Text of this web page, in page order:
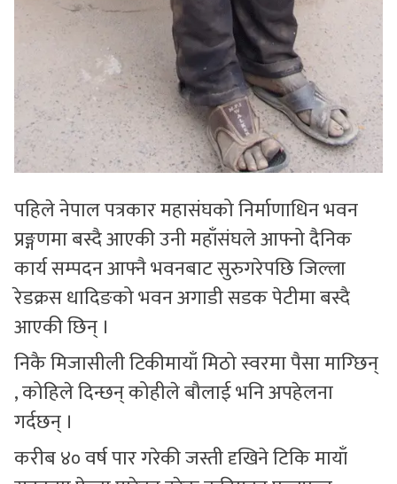
पहिले नेपाल पत्रकार महासंघको निर्माणाधिन भवन
प्रङ्गणमा बस्दै आएकी उनी महाँसंघले आफ्नो दैनिक
कार्य सम्पदन आफ्नै भवनबाट सुरुगरेपछि जिल्ला
रेडक्रस धादिङको भवन अगाडी सडक पेटीमा बस्दै
आएकी छिन् ।
निकै मिजासीली टिकीमायाँ मिठो स्वरमा पैसा माग्छिन्
, कोहिले दिन्छन् कोहीले बौलाई भनि अपहेलना
गर्दछन् ।
करीब ४० वर्ष पार गरेकी जस्ती दृखिने टिकि मायाँ